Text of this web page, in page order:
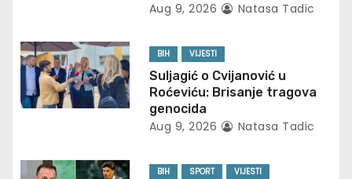
t
i
n
Aug 9, 2026 Natasa Tadic
BIH VIJESTI
Suljagić o Cvijanović u
Roćeviću: Brisanje tragova
genocida
Aug 9, 2026 Natasa Tadic
BIH SPORT VIJESTI